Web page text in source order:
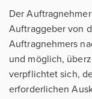
Der
Auftraggeber von
Auftragnehmers
und möglich,
verpflichtet sich,
erforderlichen